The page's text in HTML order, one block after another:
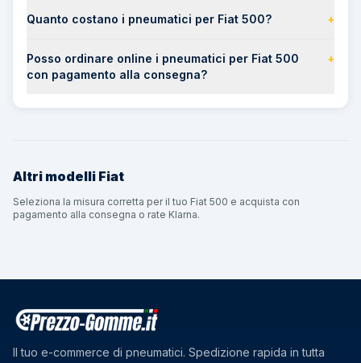
Quanto costano i pneumatici per Fiat 500? +
Posso ordinare online i pneumatici per Fiat 500
con pagamento alla consegna?
+
Altri modelli Fiat
Seleziona la misura corretta per il tuo Fiat 500 e acquista con
pagamento alla consegna o rate Klarna.
Il tuo e-commerce di pneumatici. Spedizione rapida in tutta